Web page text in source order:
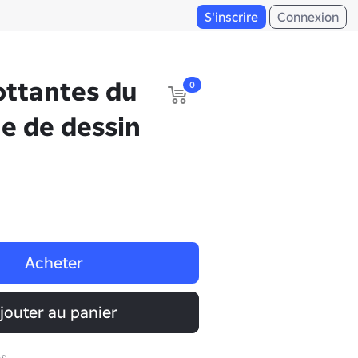
S'inscrire Connexion
du
de dessin
0
Acheter
au panier